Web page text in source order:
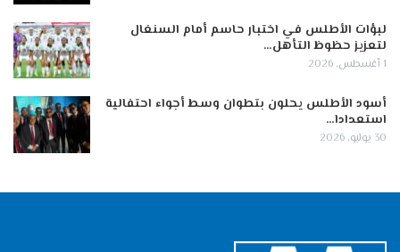
لبؤات الأطلس في اختبار حاسم أمام السنغال
لتعزيز حظوظ التأهل…
1 أغسطس, 2026
أسود الأطلس يحلون بتطوان وسط أجواء احتفالية
استعدادا…
30 يوليو, 2026